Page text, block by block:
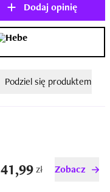
Dodaj opinię
Podziel się produktem
41,99zł Zobacz